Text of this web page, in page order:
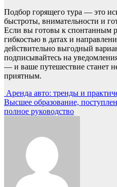
Подбор горящего тура — это
быстроты, внимательности и
Если вы готовы к спонтанным
гибкостью в датах и
действительно выгодный
подписывайтесь на
— и ваше путешествие станет
приятным.
Навигация
по
Аренда авто: тренды и
Высшее образование,
полное руководство